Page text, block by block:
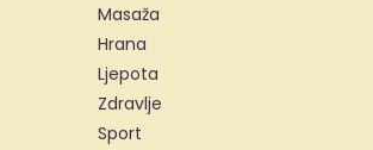
Masaža
Hrana
Ljepota
Zdravlje
Sport